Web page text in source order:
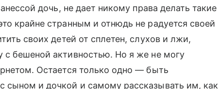
дочь, не дает никому права делать такие
крайне странным и отнюдь не радуется своей
своих детей от сплетен, слухов и лжи,
с бешеной активностью. Но я же не могу
Остается только одно — быть
и дочкой и самому рассказывать им, как